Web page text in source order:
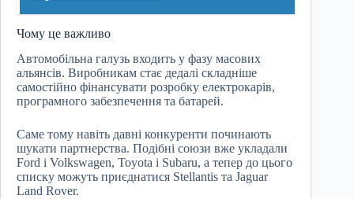
Чому це важливо
Автомобільна галузь входить у фазу масових
альянсів. Виробникам стає дедалі складніше
самостійно фінансувати розробку електрокарів,
програмного забезпечення та батарей.
Саме тому навіть давні конкуренти починають
шукати партнерства. Подібні союзи вже укладали
Ford і Volkswagen, Toyota і Subaru, а тепер до цього
списку можуть приєднатися Stellantis та Jaguar
Land Rover.